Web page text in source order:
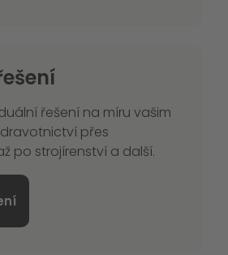
řešení na míru vašim
přes
po strojírenství a další.